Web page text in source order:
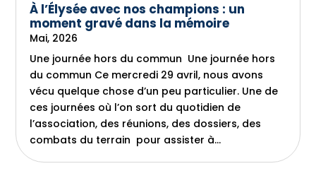
À l’Élysée avec nos champions : un
moment gravé dans la mémoire
Mai, 2026
Une journée hors du commun Une journée hors
du commun Ce mercredi 29 avril, nous avons
vécu quelque chose d’un peu particulier. Une de
ces journées où l’on sort du quotidien de
l’association, des réunions, des dossiers, des
combats du terrain pour assister à...